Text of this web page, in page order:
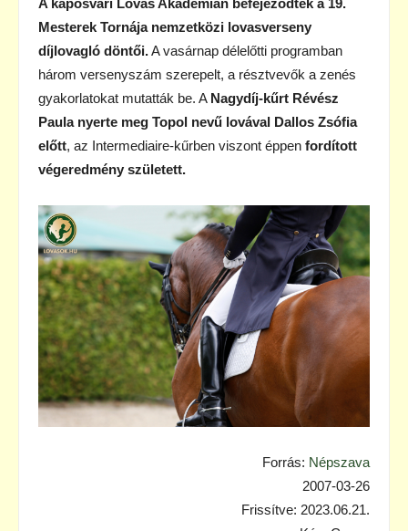
A kaposvári Lovas Akadémián befejeződtek a 19.
Mesterek Tornája nemzetközi lovasverseny
díjlovagló döntői.A vasárnap délelőtti programban
három versenyszám szerepelt, a résztvevők a zenés
gyakorlatokat mutatták be. A Nagydíj-kűrt Révész
Paula nyerte meg Topol nevű lovával Dallos Zsófia
előtt, az Intermediaire-kűrben viszont éppen fordított
végeredmény született.
Forrás: Népszava
2007-03-26
Frissítve: 2023.06.21.